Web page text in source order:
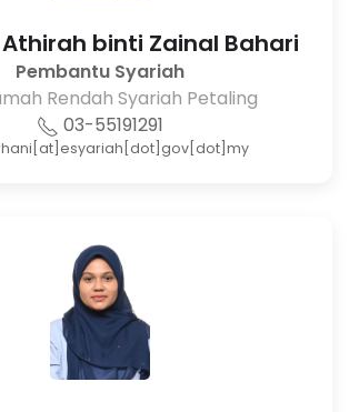
Athirah binti Zainal Bahari
Pembantu Syariah
Rendah Syariah Petaling
03-55191291